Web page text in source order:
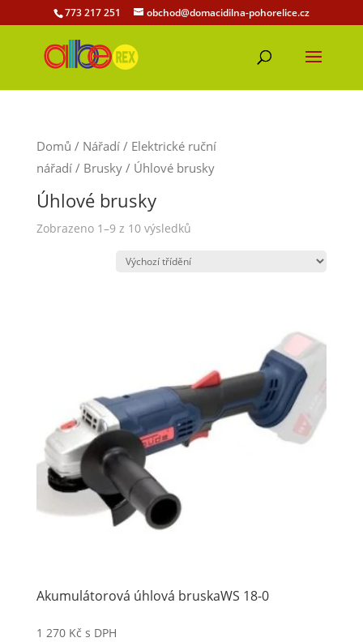
773 217 251 obchod@domacidilna-pohorelice.cz
Domů / Nářadí/ Elektrické ruční
nářadí/ Brusky/ Úhlové brusky
Úhlové brusky
Zobrazeno 1–9 z 10 výsledků
Akumulátorová úhlová bruskaWS 18-0
1 270 Kč s DPH